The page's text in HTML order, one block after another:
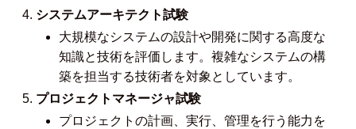
システムアーキテクト試験
大規模なシステムの設計や開発に関する高度な
知識と技術を評価します。複雑なシステムの構
築を担当する技術者を対象としています。
プロジェクトマネージャ試験
プロジェクトの計画、実行、管理を行う能力を